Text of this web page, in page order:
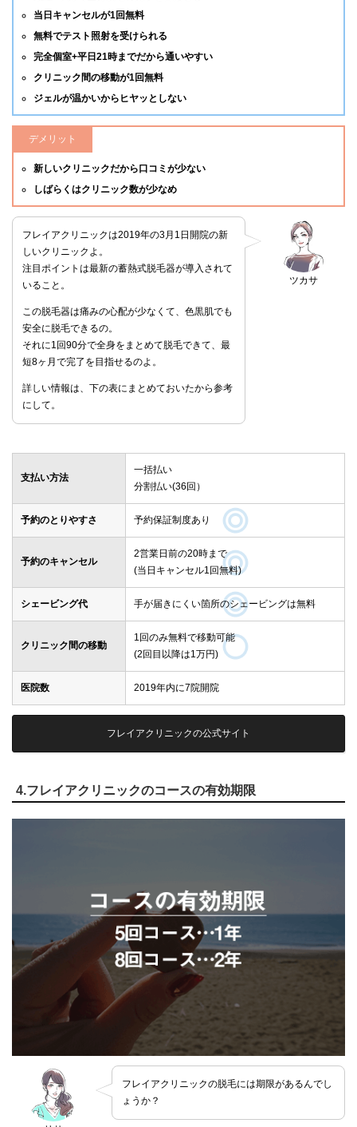
当日キャンセルが1回無料
無料でテスト照射を受けられる
完全個室+平日21時までだから通いやすい
クリニック間の移動が1回無料
ジェルが温かいからヒヤッとしない
デメリット
新しいクリニックだから口コミが少ない
しばらくはクリニック数が少なめ
ツカサ
フレイアクリニックは2019年の3月1日開院の新
しいクリニックよ。
注目ポイントは最新の蓄熱式脱毛器が導入されて
いること。
この脱毛器は痛みの心配が少なくて、色黒肌でも
安全に脱毛できるの。
それに1回90分で全身をまとめて脱毛できて、最
短8ヶ月で完了を目指せるのよ。
詳しい情報は、下の表にまとめておいたから参考
にして。
支払い方法
一括払い
分割払い(36回）
予約のとりやすさ 予約保証制度あり
予約のキャンセル
2営業日前の20時まで
(当日キャンセル1回無料)
シェービング代 手が届きにくい箇所のシェービングは無料
クリニック間の移動
1回のみ無料で移動可能
(2回目以降は1万円)
医院数 2019年内に7院開院
フレイアクリニックの公式サイト
4.フレイアクリニックのコースの有効期限
フレイアクリニックの脱毛には期限があるんでし
ょうか？